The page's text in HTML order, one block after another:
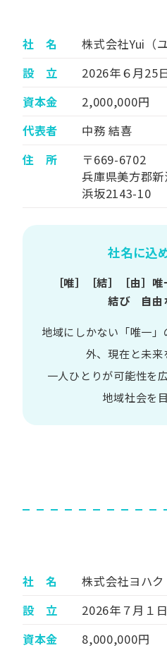
社 名
株式会社Yui（ユ
設 立
2026年６月25
資本金
2,000,000円
代表者
中務 結喜
住 所
〒669-6702
兵庫県美方郡
浜坂2143-10
社名に込
［唯］​［結］​［由］
結び 自由
地域に​しかない​「唯一」
外、​現在と​未来
一人​ひとりが​可能性を​
地域社会を​
社 名
株式会社ヨハク
設 立
2026年７月１日
資本金
8,000,000円